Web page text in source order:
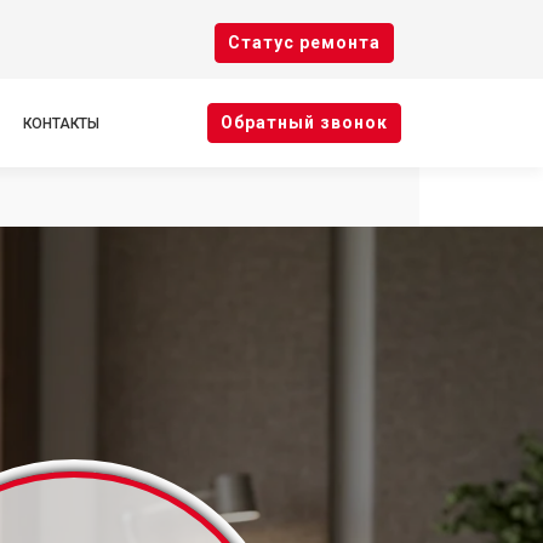
Cтатус ремонта
КОНТАКТЫ Oбратный звонок